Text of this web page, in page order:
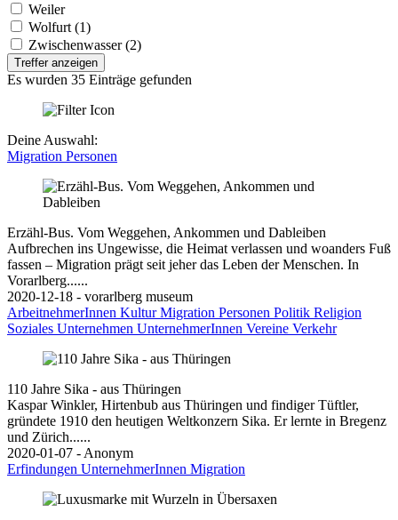
Weiler
Wolfurt (1)
Zwischenwasser (2)
Treffer anzeigen
Es wurden 35 Einträge gefunden
Deine Auswahl:
Migration Personen
Erzähl-Bus. Vom Weggehen, Ankommen und Dableiben
Aufbrechen ins Ungewisse, die Heimat verlassen und woanders Fuß
fassen – Migration prägt seit jeher das Leben der Menschen. In
Vorarlberg......
2020-12-18 - vorarlberg museum
ArbeitnehmerInnen KulturMigration Personen Politik Religion
Soziales Unternehmen UnternehmerInnen Vereine Verkehr
110 Jahre Sika - aus Thüringen
Kaspar Winkler, Hirtenbub aus Thüringen und findiger Tüftler,
gründete 1910 den heutigen Weltkonzern Sika. Er lernte in Bregenz
und Zürich......
2020-01-07 - Anonym
Erfindungen UnternehmerInnen Migration